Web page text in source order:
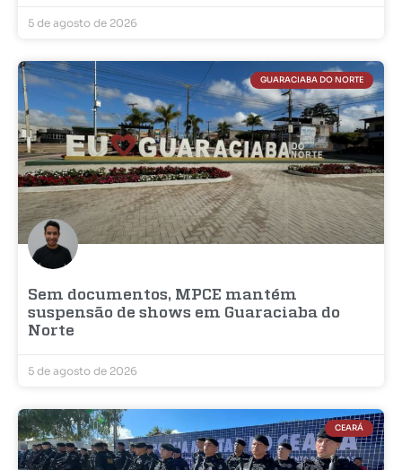
5 de agosto de 2026
GUARACIABA DO NORTE
Sem documentos, MPCE mantém
suspensão de shows em Guaraciaba do
Norte
5 de agosto de 2026
CEARÁ